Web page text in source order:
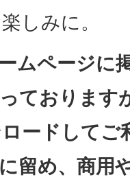
しみに。
ムページ
ております
ードしてご
留め、商用